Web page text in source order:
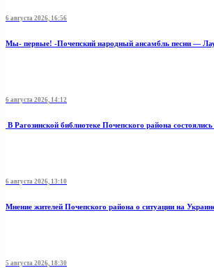
6 августа 2026, 16:56
Мы- первые! -Почепский народный ансамбль песни —
6 августа 2026, 14:12
В Рагозинской библиотеке Почепского района
6 августа 2026, 13:10
Мнение жителей Почепского района о ситуации на
5 августа 2026, 18:30